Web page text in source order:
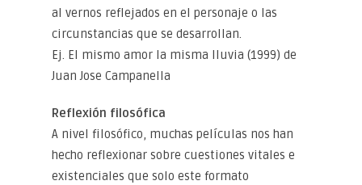
al vernos reflejados en el personaje o las
circunstancias que se desarrollan.
Ej. El mismo amor la misma lluvia (1999) de
Juan Jose Campanella
Reflexión filosófica
A nivel filosófico, muchas películas nos han
hecho reflexionar sobre cuestiones vitales e
existenciales que solo este formato